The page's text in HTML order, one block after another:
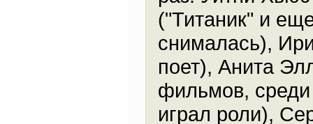
("Титаник" и
снималась),
поет), Анита
фильмов, среди
играл роли),